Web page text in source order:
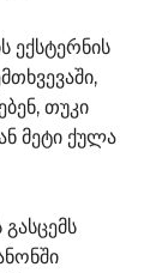
ექსტერნის
თუკი
მეტი ქულა